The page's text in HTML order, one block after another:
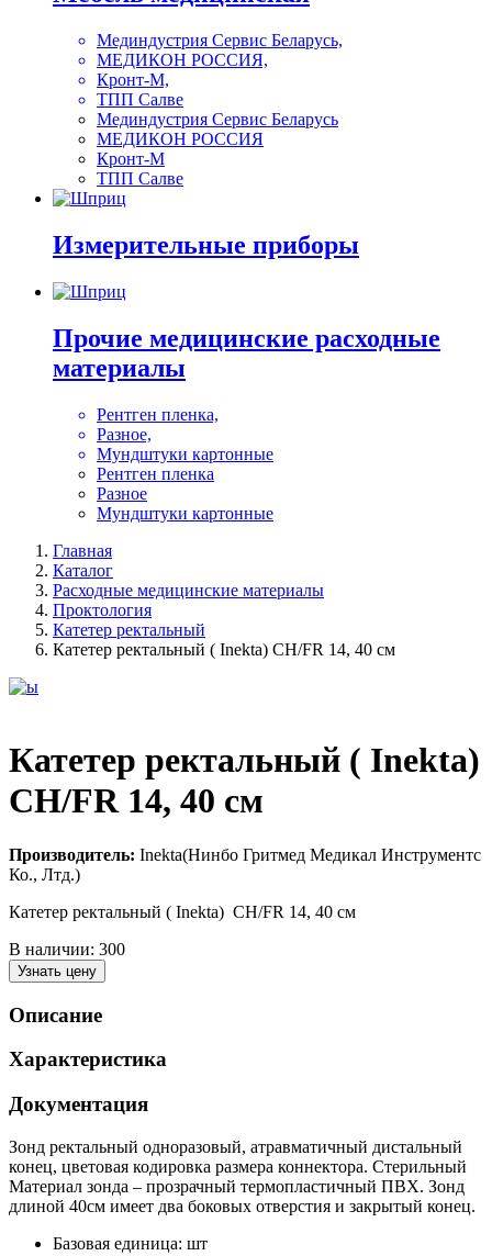
Мединдустрия Сервис Беларусь,
МЕДИКОН РОССИЯ,
Кронт-М,
ТПП Салве
Мединдустрия Сервис Беларусь
МЕДИКОН РОССИЯ
Кронт-М
ТПП Салве
Измерительные приборы
Прочие медицинские расходные
материалы
Рентген пленка,
Разное,
Мундштуки картонные
Рентген пленка
Разное
Мундштуки картонные
Главная
Каталог
Расходные медицинские материалы
Проктология
Катетер ректальный
Катетер ректальный ( Inekta) CH/FR 14, 40 см
Катетер ректальный ( Inekta)
CH/FR 14, 40 см
Производитель: Inekta(Нинбо Гритмед Медикал Инструментс
Ко., Лтд.)
Катетер ректальный ( Inekta) CH/FR 14, 40 см
В наличии: 300
Узнать цену
Описание
Характеристика
Документация
Зонд ректальный одноразовый, атравматичный дистальный
конец, цветовая кодировка размера коннектора. Стерильный
Материал зонда – прозрачный термопластичный ПВХ. Зонд
длиной 40см имеет два боковых отверстия и закрытый конец.
Базовая единица: шт